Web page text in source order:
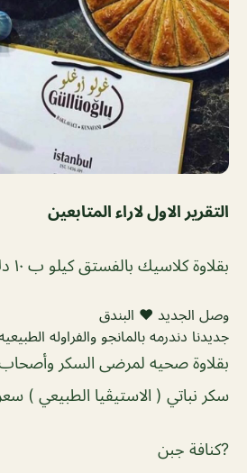
التقرير الاول لاراء المتابعين
بقلاوة كلاسيك بالفستق كيلو ب ١٠ دك
وصل الجديد ❤️ البندق
جديدنا دندرمه بالمانجو والفراوله
بقلاوة صحيه لمرضى السكر
سكر نباتي ( الاستيڤيا الطبيعي ) سعر
?كنافة جبن